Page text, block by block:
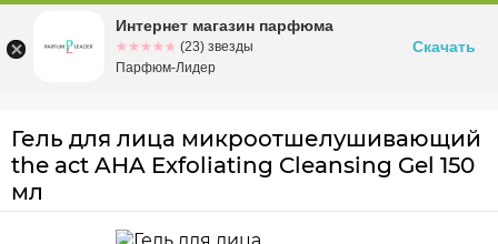
Омскул. Заозерная, 11, к. 1
Гель для лица микроотшелушивающий
the act AHA Exfoliating Cleansing Gel 150
мл
Интернет магазин парфюма
☆☆☆☆☆
★★★★★ (23) звезды
Парфюм-Лидер
Скачать